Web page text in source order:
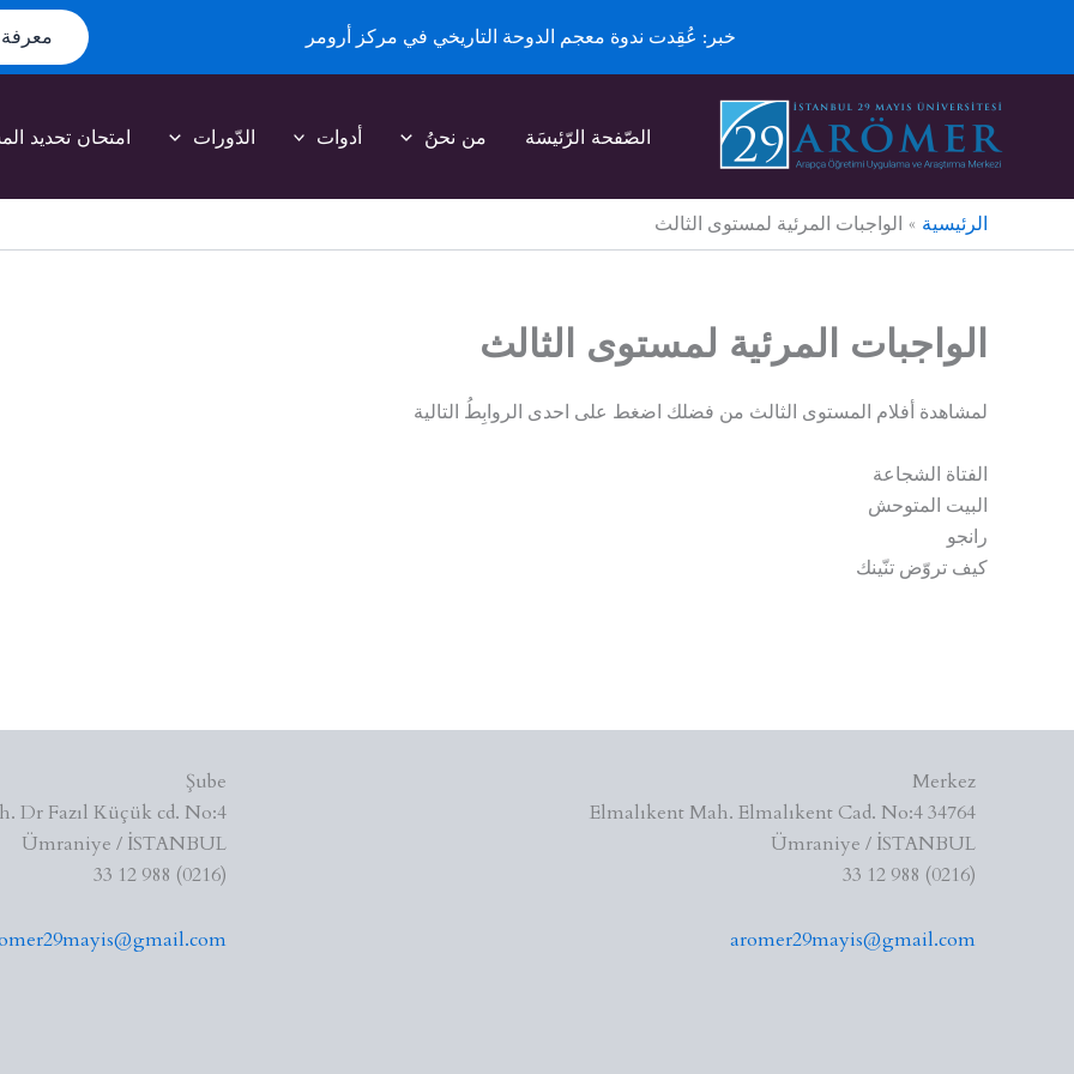
خبر: عُقِدت ندوة معجم الدوحة التاريخي في مركز أرومر
معرفة
الصّفحة الرّئيسَة من نحنُ أدوات الدّورات امتحان تحديد
الرئيسية الواجبات المرئية لمستوى الثالث
الواجبات المرئية لمستوى الثالث
لمشاهدة أفلام المستوى الثالث من فضلك اضغط على احدى الروابِطُ التالية
الفتاة الشجاعة
البيت المتوحش
رانجو
كيف تروّض تنّينك
Merkez
Elmalıkent Mah. Elmalıkent Cad. No:4 34764
Ümraniye / İSTANBUL
(0216) 988 12 33
aromer29mayis@gmail.com
Şube
Dr Fazıl Küçük cd. No:4
Ümraniye / İSTANBUL
(0216) 988 12 33